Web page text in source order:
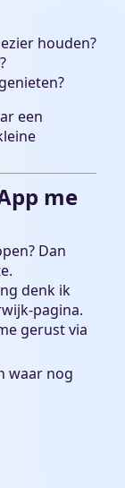
houden?
een
me
Dan
denk ik
-pagina.
gerust via
waar nog